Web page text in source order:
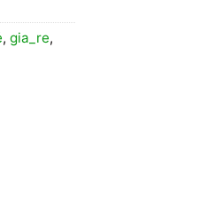
, gia_re,